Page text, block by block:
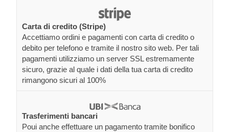
Carta di credito (Stripe)
Accettiamo ordini e pagamenti con carta di credito o
debito per telefono e tramite il nostro sito web. Per tali
pagamenti utilizziamo un server SSL estremamente
sicuro, grazie al quale i dati della tua carta di credito
rimangono sicuri al 100%
Trasferimenti bancari
Poui anche effettuare un pagamento tramite bonifico